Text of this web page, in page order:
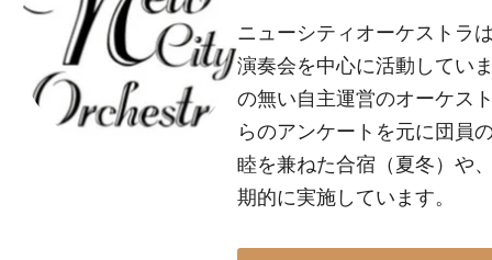
ニューシティオーケストラ
演奏会を中心に活動してい
の無い自主運営のオーケス
らのアンケートを元に団員
睦を兼ねた合宿（夏冬）や
期的に実施しています。